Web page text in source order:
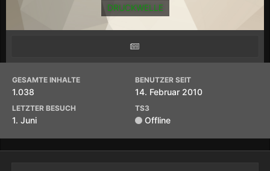
DRUCKWELLE
GESAMTE INHALTE
1.038
BENUTZER SEIT
14. Februar 2010
LETZTER BESUCH
1. Juni
TS3
Offline